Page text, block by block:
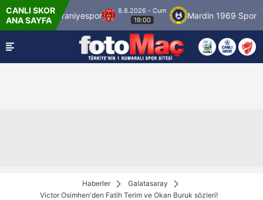
CANLI SKOR
ANA SAYFA
8.8.2026 - Cum
19:00
Mardin 1969 Spor Özbelsan
Haberler
Galatasaray
Victor Osimhen'den Fatih Terim ve Okan Buruk sözleri!